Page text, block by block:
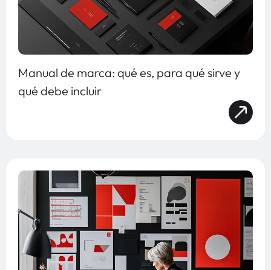
Manual de marca: qué es, para qué sirve y
qué debe incluir